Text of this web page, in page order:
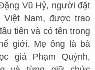
Vũ Hỷ, người đặt
Việt Nam, được trao
tiên và có tên trong
giới. Mẹ ông là bà
giả Phạm Quỳnh,